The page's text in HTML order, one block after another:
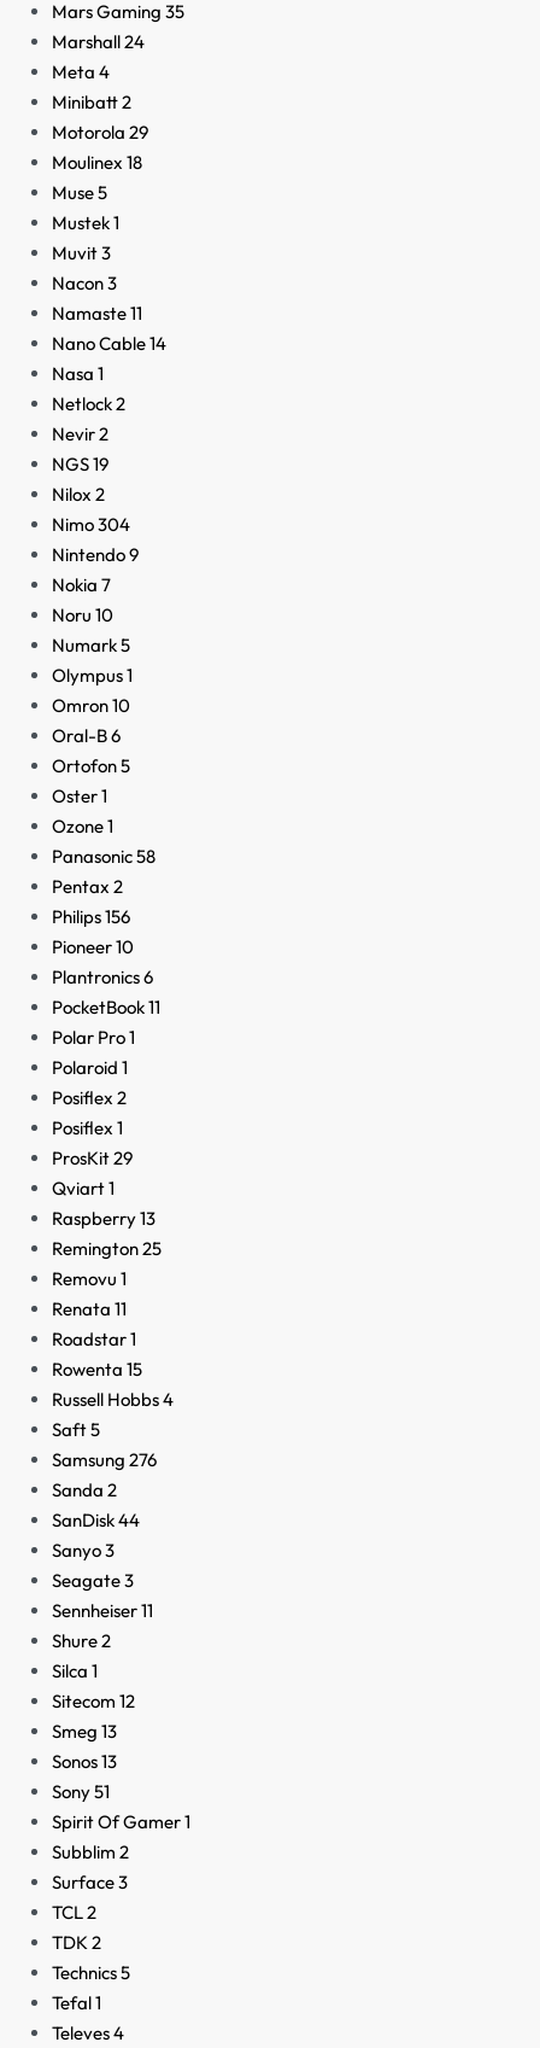
Mars Gaming 35
Marshall24
Meta 4
Minibatt2
Motorola 29
Moulinex 18
Muse5
Mustek1
Muvit3
Nacon3
Namaste11
Nano Cable14
Nasa 1
Netlock2
Nevir2
NGS19
Nilox 2
Nimo304
Nintendo9
Nokia 7
Noru 10
Numark5
Olympus1
Omron10
Oral-B6
Ortofon5
Oster1
Ozone1
Panasonic58
Pentax 2
Philips156
Pioneer10
Plantronics6
PocketBook11
Polar Pro1
Polaroid 1
Posiflex 2
Posiflex 1
ProsKit29
Qviart1
Raspberry13
Remington25
Removu 1
Renata 11
Roadstar1
Rowenta 15
Russell Hobbs4
Saft5
Samsung 276
Sanda 2
SanDisk44
Sanyo3
Seagate3
Sennheiser11
Shure2
Silca 1
Sitecom 12
Smeg 13
Sonos13
Sony51
Spirit Of Gamer1
Subblim 2
Surface3
TCL2
TDK 2
Technics5
Tefal1
Televes4